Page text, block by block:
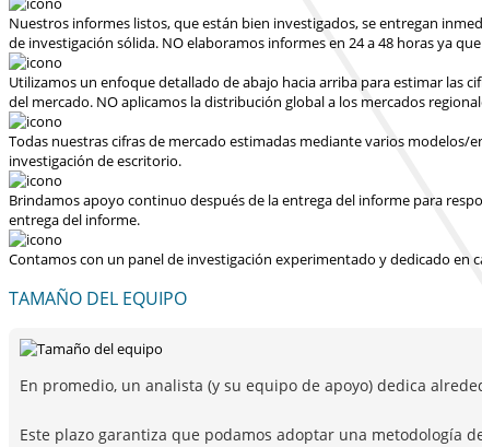
Nuestros informes listos, que están bien investigados, se entregan
de investigación sólida. NO elaboramos informes en 24 a 48 horasya
Utilizamos un enfoque detallado de abajo hacia arriba para estimar las
del mercado. NO aplicamos la distribución global a los mercados
Todas nuestras cifras de mercado estimadas mediante varios modelos/
investigación de escritorio.
Brindamos apoyo continuo después de la entrega del informe para
entrega del informe.
Contamos con un panel de investigación experimentado y dedicado
TAMAÑO DEL EQUIPO
En promedio, un analista (y su equipo de apoyo) dedica
Este plazo garantiza que podamos adoptar una metodología